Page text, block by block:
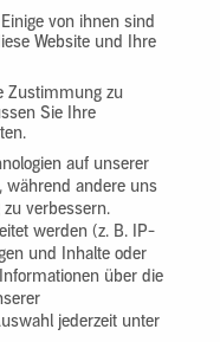
von ihnen sind
Website und Ihre
Zustimmung zu
Sie Ihre
auf unserer
während andere uns
verbessern.
werden (z. B. IP-
und Inhalte oder
über die
jederzeit unter